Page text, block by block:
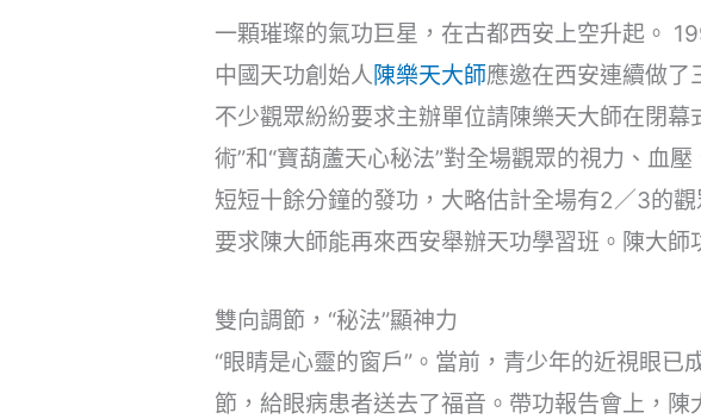
一顆璀璨的氣功巨星，在古都西安上空升起。
中國天功創始人陳樂天大師應邀在西安連續做了
不少觀眾紛紛要求主辦單位請陳樂天大師在閉
術”和“寶葫蘆天心秘法”對全場觀眾的視力、血
短短十餘分鐘的發功，大略估計全場有2／3的
要求陳大師能再來西安舉辦天功學習班。陳大師
雙向調節，“秘法”顯神力
“眼睛是心靈的窗戶”。當前，青少年的近視眼
節，給眼病患者送去了福音。帶功報告會上，